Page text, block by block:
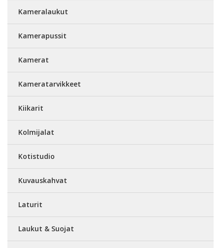
Kameralaukut
Kamerapussit
Kamerat
Kameratarvikkeet
Kiikarit
Kolmijalat
Kotistudio
Kuvauskahvat
Laturit
Laukut & Suojat